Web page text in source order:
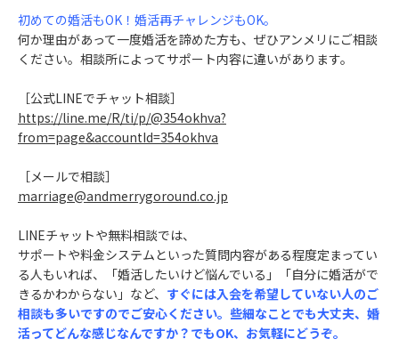
初めての婚活もOK！婚活再チャレンジもOK。
何か理由があって一度婚活を諦めた方も、ぜひアンメリにご相談
ください。相談所によってサポート内容に違いがあります。
［公式LINEでチャット相談］
https://line.me/R/ti/p/@354okhva?
from=page&accountId=354okhva
［メールで相談］
marriage@andmerrygoround.co.jp
LINEチャットや無料相談では、
サポートや料金システムといった質問内容がある程度定まってい
る人もいれば、「婚活したいけど悩んでいる」「自分に婚活がで
きるかわからない」など、 すぐには入会を希望していない人のご
相談も多いですのでご安心ください。些細なことでも大丈夫、婚
活ってどんな感じなんですか？でもOK、お気軽にどうぞ。